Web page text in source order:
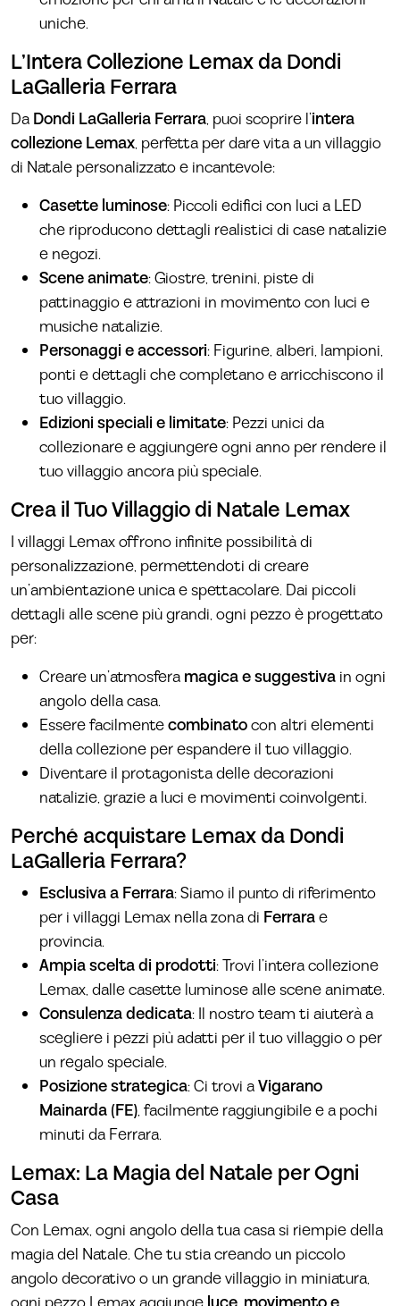
uniche.
L’Intera Collezione Lemax da Dondi
LaGalleria Ferrara
Da Dondi LaGalleria Ferrara, puoi scoprire l’intera
collezione Lemax, perfetta per dare vita a un villaggio
di Natale personalizzato e incantevole:
Casette luminose: Piccoli edifici con luci a LED
che riproducono dettagli realistici di case natalizie
e negozi.
Scene animate: Giostre, trenini, piste di
pattinaggio e attrazioni in movimento con luci e
musiche natalizie.
Personaggi e accessori: Figurine, alberi, lampioni,
ponti e dettagli che completano e arricchiscono il
tuo villaggio.
Edizioni speciali e limitate: Pezzi unici da
collezionare e aggiungere ogni anno per rendere il
tuo villaggio ancora più speciale.
Crea il Tuo Villaggio di Natale Lemax
I villaggi Lemax offrono infinite possibilità di
personalizzazione, permettendoti di creare
un’ambientazione unica e spettacolare. Dai piccoli
dettagli alle scene più grandi, ogni pezzo è progettato
per:
Creare un’atmosfera magica e suggestiva in ogni
angolo della casa.
Essere facilmentecombinatocon altri elementi
della collezione per espandere il tuo villaggio.
Diventare il protagonista delle decorazioni
natalizie, grazie a luci e movimenti coinvolgenti.
Perché acquistare Lemax da Dondi
LaGalleria Ferrara?
Esclusiva a Ferrara: Siamo il punto di riferimento
per i villaggi Lemax nella zona di Ferrarae
provincia.
Ampia scelta di prodotti: Trovi l’intera collezione
Lemax, dalle casette luminose alle scene animate.
Consulenza dedicata: Il nostro team ti aiuterà a
scegliere i pezzi più adatti per il tuo villaggio o per
un regalo speciale.
Posizione strategica: Ci trovi aVigarano
Mainarda (FE), facilmente raggiungibile e a pochi
minuti da Ferrara.
Lemax: La Magia del Natale per Ogni
Casa
Con Lemax, ogni angolo della tua casa si riempie della
magia del Natale. Che tu stia creando un piccolo
angolo decorativo o un grande villaggio in miniatura,